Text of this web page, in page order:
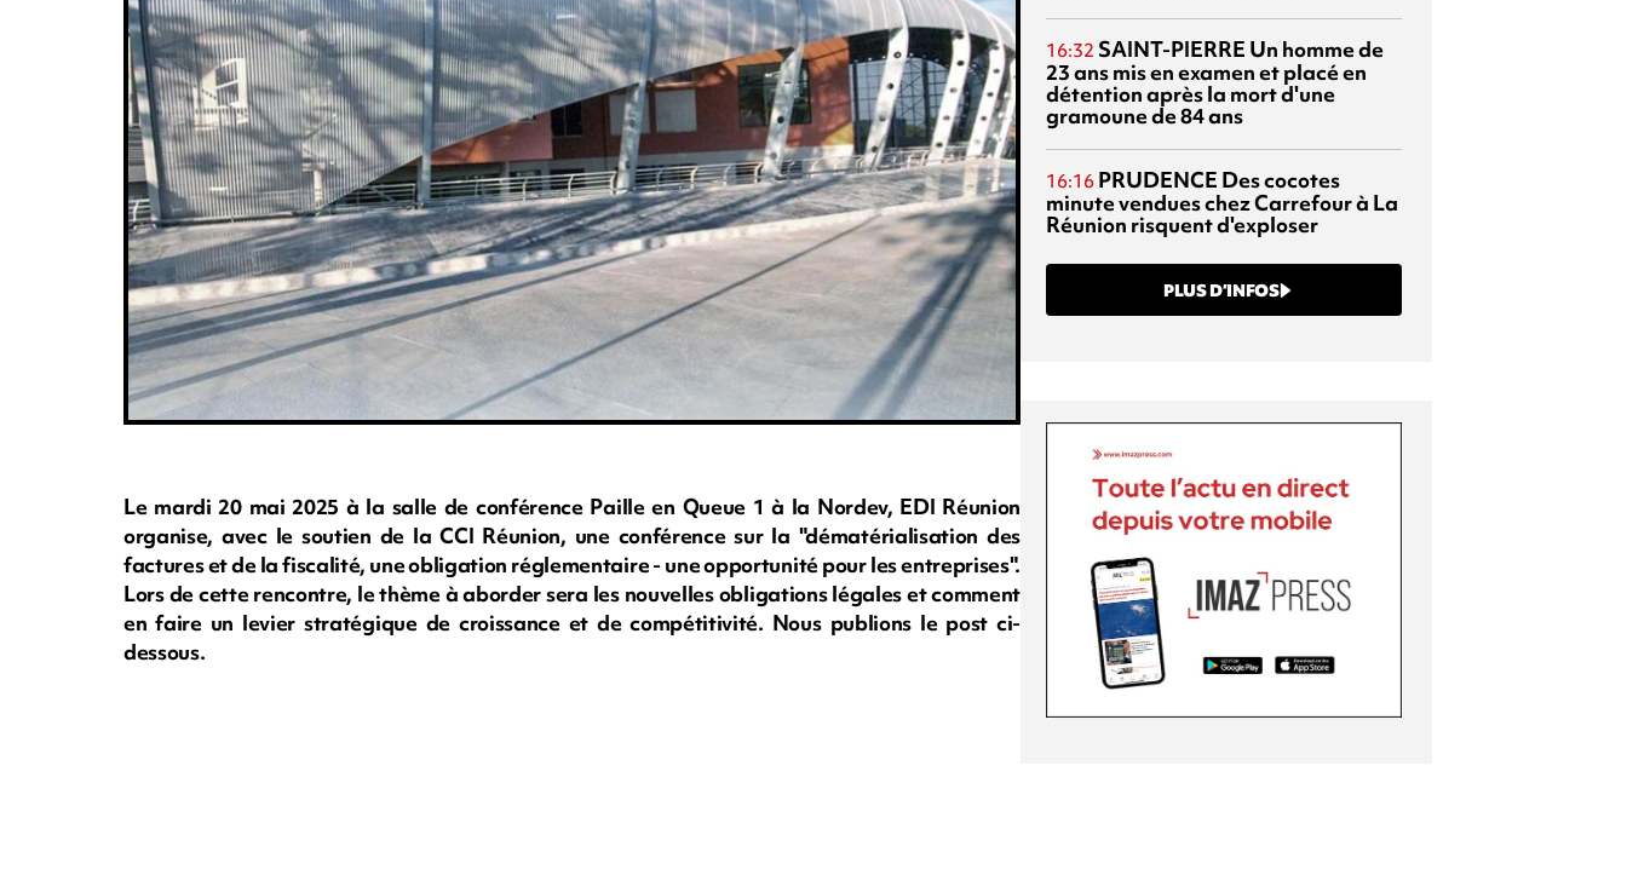
Le mardi 20 mai 2025 à la salle de conférence Paille en Queue 1 à la Nordev, EDI Réunion
organise, avec le soutien de la CCI Réunion, une conférence sur la "dématérialisation des
factures et de la fiscalité, une obligation réglementaire - une opportunité pour les entreprises".
Lors de cette rencontre, le thème à aborder sera les nouvelles obligations légales et comment
en faire un levier stratégique de croissance et de compétitivité. Nous publions le post ci-
dessous.
16:32 SAINT-PIERRE Un homme de
23 ans mis en examen et placé en
détention après la mort d'une
gramoune de 84 ans
16:16 PRUDENCE Des cocotes
minute vendues chez Carrefour à La
Réunion risquent d'exploser
PLUS D’INFOS